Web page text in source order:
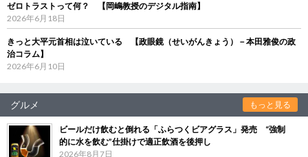
ゼロトラストって何？ 【岡嶋教授のデジタル指南】
2026年6月18日
きっと大平元首相は泣いている 【政眼鏡（せいがんきょう）－本田雅俊の政
治コラム】
2026年6月10日
グルメ もっと見る
ビールだけ飲むと倒れる「ふらつくビアグラス」発売 “強制
的に水を飲む”仕掛けで適正飲酒を後押し
2026年8月7日